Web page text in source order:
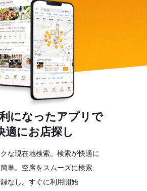
になったアプリで
適にお店探し
な現在地検索。検索が快適に
単。空席をスムーズに検索
なし。すぐに利用開始